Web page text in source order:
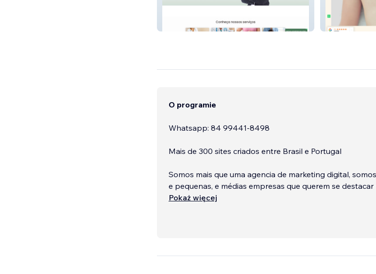
Gustavo Pontes Nutr Holistic
O programie
Whatsapp: 84 99441-8498
Mais de 300 sites criados entre Brasil e Portugal
Somos mais que uma agencia de marketing digital,
e pequenas, e médias empresas que querem se
Pokaż więcej